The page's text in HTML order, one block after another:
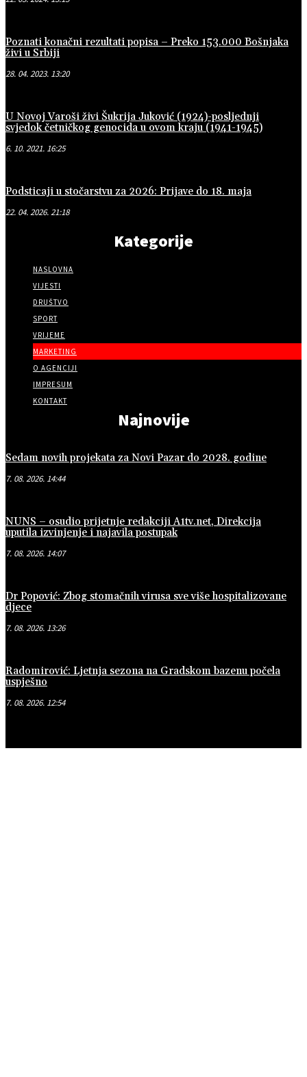
Poznati konačni rezultati popisa – Preko 153.000 Bošnjaka
živi u Srbiji
28. 04. 2023. 13:20
U Novoj Varoši živi Šukrija Juković (1924)-posljednji
svjedok četničkog genocida u ovom kraju (1941-1945)
6. 10. 2021. 16:25
Podsticaji u stočarstvu za 2026: Prijave do 18. maja
22. 04. 2026. 21:18
Kategorije
NASLOVNA
VIJESTI
DRUŠTVO
SPORT
VRIJEME
MARKETING
O AGENCIJI
IMPRESUM
KONTAKT
Najnovije
Sedam novih projekata za Novi Pazar do 2028. godine
7. 08. 2026. 14:44
NUNS – osudio prijetnje redakciji A1tv.net, Direkcija
uputila izvinjenje i najavila postupak
7. 08. 2026. 14:07
Dr Popović: Zbog stomačnih virusa sve više hospitalizovane
djece
7. 08. 2026. 13:26
Radomirović: Ljetnja sezona na Gradskom bazenu počela
uspješno
7. 08. 2026. 12:54